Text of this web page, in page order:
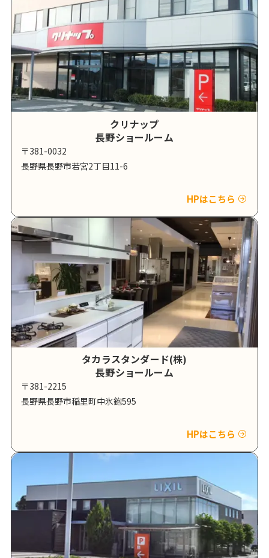
クリナップ
長野ショールーム
〒381-0032
長野県長野市若宮2丁目11-6
HPはこちら
タカラスタンダード(株)
長野ショールーム
〒381-2215
長野県長野市稲里町中氷鉋595
HPはこちら